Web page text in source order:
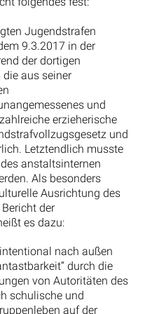
Jugendstrafen
9.3.2017 in der
der dortigen
aus seiner
und
erzieherische
und
Letztendlich musste
anstaltsinternen
Als besonders
Ausrichtung des
der
es dazu:
nach außen
durch die
von Autoritäten des
schulische und
auf der